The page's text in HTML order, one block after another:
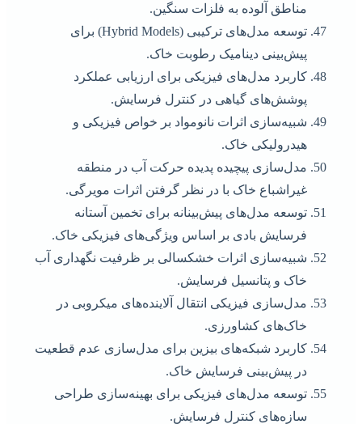
مناطق آلوده به فلزات سنگین.
توسعه مدل‌های ترکیبی (Hybrid Models) برای
پیش‌بینی دینامیک رطوبت خاک.
کاربرد مدل‌های فیزیکی برای ارزیابی عملکرد
پوشش‌های گیاهی در کنترل فرسایش.
شبیه‌سازی اثرات نانومواد بر خواص فیزیکی و
هیدرولیکی خاک.
مدل‌سازی پیچیده پدیده حرکت آب در منطقه
غیراشباع خاک با در نظر گرفتن اثرات مویرگی.
توسعه مدل‌های پیش‌بینانه برای تخمین آستانه
فرسایش بادی بر اساس ویژگی‌های فیزیکی خاک.
شبیه‌سازی اثرات خشکسالی بر ظرفیت نگهداری آب
خاک و پتانسیل فرسایش.
مدل‌سازی فیزیکی انتقال آلاینده‌های میکروبی در
خاک‌های کشاورزی.
کاربرد شبکه‌های بیزین برای مدل‌سازی عدم قطعیت
در پیش‌بینی فرسایش خاک.
توسعه مدل‌های فیزیکی برای بهینه‌سازی طراحی
سازه‌های کنترل فرسایش.